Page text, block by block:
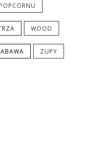
WOOD
ZUPY